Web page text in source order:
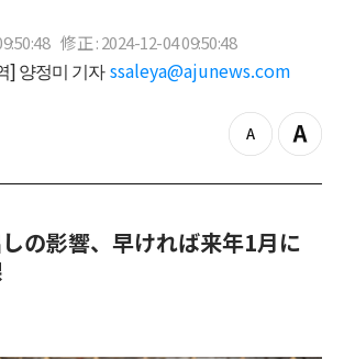
修正 : 2024-12-04 09:50:48
] 양정미 기자 ssaleya@ajunews.com
z
o
u
Z
o
n
の影響、早ければ来年1月に